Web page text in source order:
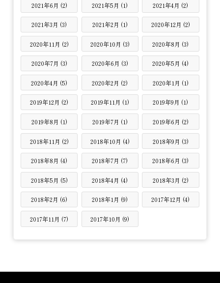
2021年6月 (2) 2021年5月 (1) 2021年4月 (2)
2021年3月 (3) 2021年2月 (1) 2020年12月 (2)
2020年11月 (2) 2020年10月 (3) 2020年8月 (3)
2020年7月 (3) 2020年6月 (3) 2020年5月 (4)
2020年4月 (5) 2020年2月 (2) 2020年1月 (1)
2019年12月 (2) 2019年11月 (1) 2019年9月 (1)
2019年8月 (1) 2019年7月 (1) 2019年6月 (2)
2018年11月 (2) 2018年10月 (4) 2018年9月 (3)
2018年8月 (4) 2018年7月 (7) 2018年6月 (3)
2018年5月 (5) 2018年4月 (4) 2018年3月 (2)
2018年2月 (6) 2018年1月 (9) 2017年12月 (4)
2017年11月 (7) 2017年10月 (9)